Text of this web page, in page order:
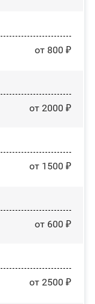
от 800 ₽
от 2000 ₽
от 1500 ₽
от 600 ₽
от 2500 ₽